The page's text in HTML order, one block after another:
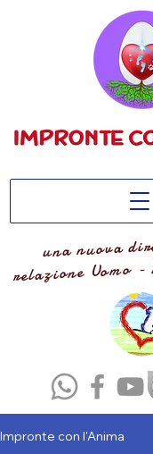
una nuova
relazione Uomo
Impronte con l'Anima